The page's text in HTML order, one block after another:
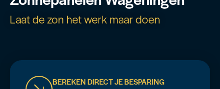
BEREKEN DIRECT JE BESPARING
Laat de zon het werk maar doen